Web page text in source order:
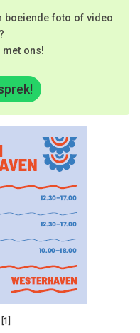
boeiende foto of video
met ons!